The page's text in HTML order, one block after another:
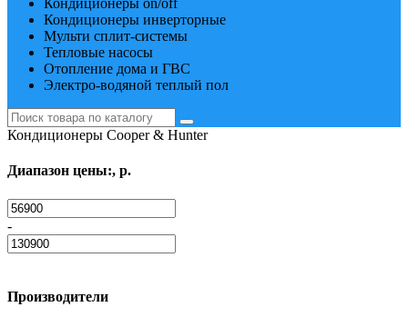
Кондиционеры on/off
Кондиционеры инверторные
Мульти сплит-системы
Тепловые насосы
Отопление дома и ГВС
Электро-водяной теплый пол
Кондиционеры Cooper & Hunter
Диапазон цены:, р.
-
Производители